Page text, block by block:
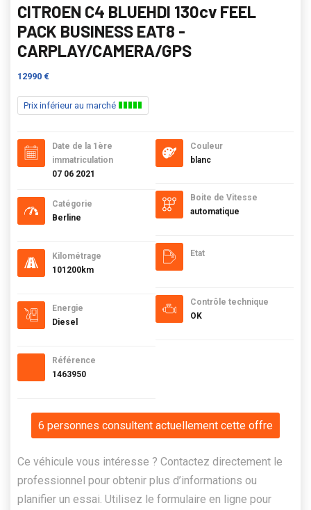
CITROEN C4 BLUEHDI 130cv FEEL
PACK BUSINESS EAT8 -
CARPLAY/CAMERA/GPS
12990 €
Prix inférieur au marché
Date de la 1ère
immatriculation
07 06 2021
Catégorie
Berline
Kilométrage
101200km
Energie
Diesel
Référence
1463950
Couleur
blanc
Boite de Vitesse
automatique
Etat
Contrôle technique
OK
6 personnes consultent actuellement cette offre
Ce véhicule vous intéresse ? Contactez directement le
professionnel pour obtenir plus d’informations ou
planifier un essai. Utilisez le formulaire en ligne pour